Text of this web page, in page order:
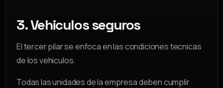
3. Vehiculos seguros
El tercer pilar se enfoca en las condiciones tecnicas
de los vehiculos.
Todas las unidades de la empresa deben cumplir